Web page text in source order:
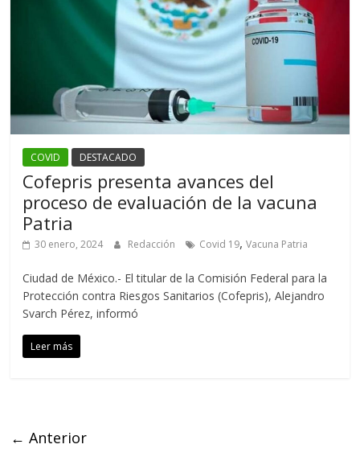
COVID DESTACADO
Cofepris presenta avances del
proceso de evaluación de la vacuna
Patria
30 enero, 2024 Redacción Covid 19,Vacuna Patria
Ciudad de México.- El titular de la Comisión Federal para la
Protección contra Riesgos Sanitarios (Cofepris), Alejandro
Svarch Pérez, informó
Leer más
← Anterior